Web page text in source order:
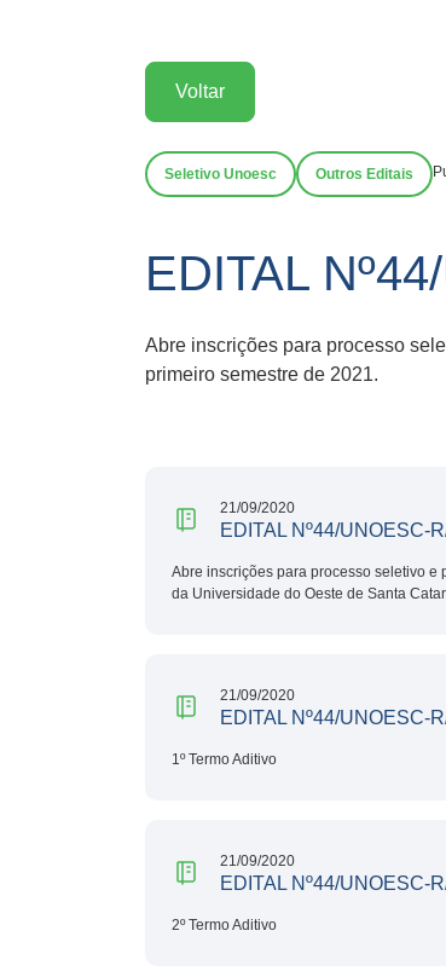
Voltar
Seletivo Unoesc Outros Editais
EDITAL
Abre inscrições para processo
primeiro semestre de 2021.
21/09/2020
EDITAL Nº44/UNOESC-
Abre inscrições para processo seletivo
da Universidade do Oeste de Santa
21/09/2020
EDITAL Nº44/UNOESC-
1º Termo Aditivo
21/09/2020
EDITAL Nº44/UNOESC-
2º Termo Aditivo